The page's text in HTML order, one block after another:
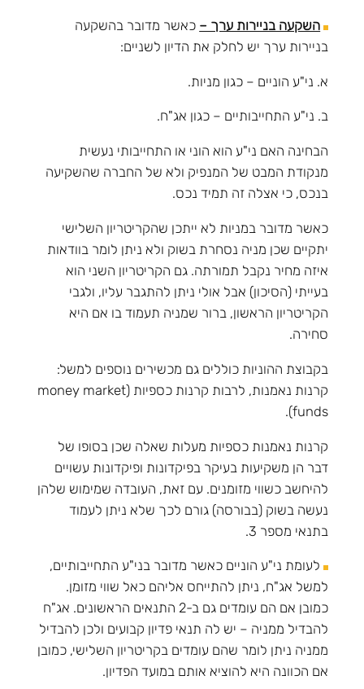
השקעה בניירות ערך – כאשר מדובר בהשקעה
בניירות ערך יש לחלק את הדיון לשניים:
א. ני"ע הוניים – כגון מניות.
ב. ני"ע התחייבותיים – כגון אג"ח.
הבחינה האם ני"ע הוא הוני או התחייבותי נעשית
מנקודת המבט של המנפיק ולא של החברה שהשקיעה
בנכס, כי אצלה זה תמיד נכס.
כאשר מדובר במניות לא ייתכן שהקריטריון השלישי
יתקיים שכן מניה נסחרת בשוק ולא ניתן לומר בוודאות
איזה מחיר נקבל תמורתה. גם הקריטריון השני הוא
בעייתי (הסיכון) אבל אולי ניתן להתגבר עליו, ולגבי
הקריטריון הראשון, ברור שמניה תעמוד בו אם היא
סחירה.
בקבוצת ההוניות כוללים גם מכשירים נוספים למשל:
קרנות נאמנות, לרבות קרנות כספיות (money market
funds).
קרנות נאמנות כספיות מעלות שאלה שכן בסופו של
דבר הן משקיעות בעיקר בפיקדונות ופיקדונות עשויים
להיחשב כשווי מזומנים. עם זאת, העובדה שמימוש שלהן
נעשה בשוק (בבורסה) גורם לכך שלא ניתן לעמוד
בתנאי מספר 3.
לעומת ני"ע הוניים כאשר מדובר בני"ע התחייבותיים,
למשל אג"ח, ניתן להתייחס אליהם כאל שווי מזומן.
כמובן אם הם עומדים גם ב-2 התנאים הראשונים. אג"ח
להבדיל ממניה – יש לה תנאי פדיון קבועים ולכן להבדיל
ממניה ניתן לומר שהם עומדים בקריטריון השלישי, כמובן
אם הכוונה היא להוציא אותם במועד הפדיון.